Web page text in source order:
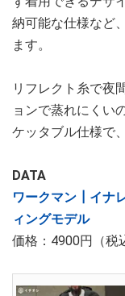
納可能な仕様など
ます。
リフレクト糸で夜
ョンで蒸れにくい
ケッタブル仕様で
DATA
ワークマン┃イナ
ィングモデル
価格：4900円（税